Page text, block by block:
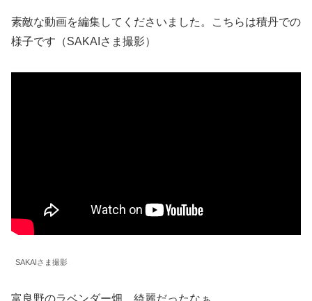
素敵な動画を編集してくださいました。こちらは積丹での
様子です（SAKAIさま撮影）
SAKAIさま撮影
富良野のラベンダー畑、綺麗だったなぁ